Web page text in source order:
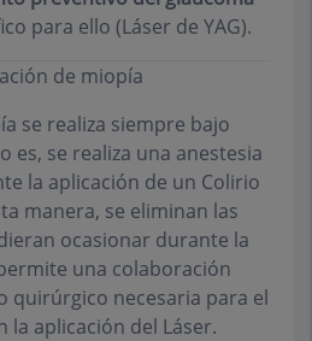
para ello (Láser de YAG).
de miopía
se realiza siempre bajo
es, se realiza una anestesia
la aplicación de un Colirio
manera, se eliminan las
ocasionar durante la
una colaboración
quirúrgico necesaria para el
aplicación del Láser.